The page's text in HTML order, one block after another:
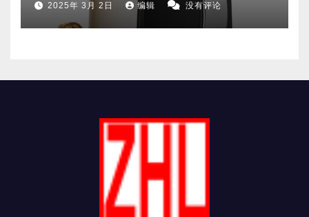
2025年 3月 2日 编辑 没有评论